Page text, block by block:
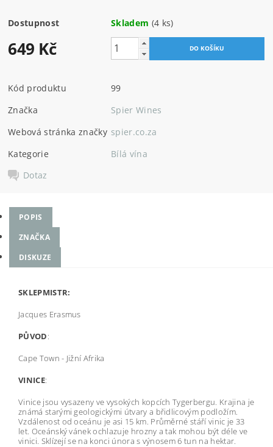
Dostupnost Skladem (4 ks)
649 Kč
Kód produktu
99
Značka
Spier Wines
Webová stránka značky spier.co.za
Kategorie
Bílá vína
Dotaz
POPIS
ZNAČKA
DISKUZE
SKLEPMISTR:
Jacques Erasmus
PŮVOD:
Cape Town - Jižní Afrika
VINICE:
Vinice jsou vysazeny ve vysokých kopcích Tygerbergu. Krajina je
známá starými geologickými útvary a břidlicovým podložím.
Vzdálenost od oceánu je asi 15 km. Průměrné stáří vinic je 33
let. Oceánský vánek ochlazuje hrozny a tak mohou být déle ve
vinici. Sklízejí se na konci února s výnosem 6 tun na hektar.